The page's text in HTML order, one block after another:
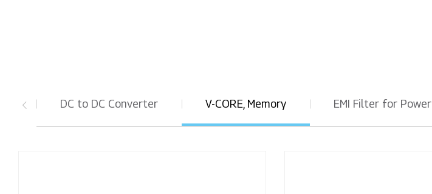
DC to DC Converter V-CORE, Memory EMI Filter for Power